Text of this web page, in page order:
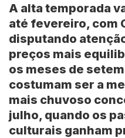
A alta temporada
até fevereiro, com
disputando
preços mais
os meses de
costumam ser a
mais chuvoso
julho, quando os
culturais ganham